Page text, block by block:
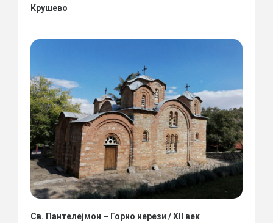
Крушево
Св. Пантелејмон – Горно нерези / XII век